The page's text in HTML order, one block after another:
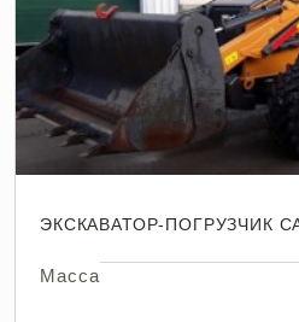
ЭКСКАВАТОР-ПОГРУЗЧИК
Масса